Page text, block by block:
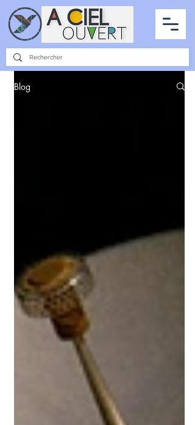
PARTENARIATS
INTERVIEWS LA PHOTO DU CIEL TOUS LES ARTICLES
Blog